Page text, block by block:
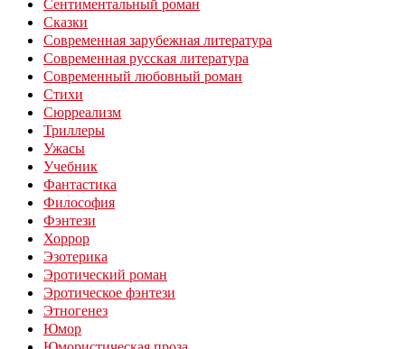
Сентиментальный роман
Сказки
Современная зарубежная литература
Современная русская литература
Современный любовный роман
Стихи
Сюрреализм
Триллеры
Ужасы
Учебник
Фантастика
Философия
Фэнтези
Хоррор
Эзотерика
Эротический роман
Эротическое фэнтези
Этногенез
Юмор